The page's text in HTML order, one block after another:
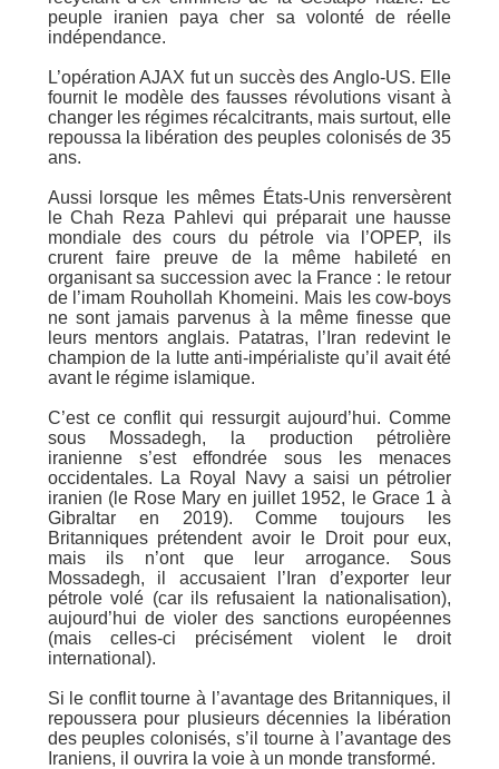
peuple iranien paya cher sa volonté de réelle
indépendance.
L’opération AJAX fut un succès des Anglo-US. Elle
fournit le modèle des fausses révolutions visant à
changer les régimes récalcitrants, mais surtout, elle
repoussa la libération des peuples colonisés de 35
ans.
Aussi lorsque les mêmes États-Unis renversèrent
le Chah Reza Pahlevi qui préparait une hausse
mondiale des cours du pétrole via l’OPEP, ils
crurent faire preuve de la même habileté en
organisant sa succession avec la France : le retour
de l’imam Rouhollah Khomeini. Mais les cow-boys
ne sont jamais parvenus à la même finesse que
leurs mentors anglais. Patatras, l’Iran redevint le
champion de la lutte anti-impérialiste qu’il avait été
avant le régime islamique.
C’est ce conflit qui ressurgit aujourd’hui. Comme
sous Mossadegh, la production pétrolière
iranienne s’est effondrée sous les menaces
occidentales. La Royal Navy a saisi un pétrolier
iranien (le Rose Mary en juillet 1952, le Grace 1 à
Gibraltar en 2019). Comme toujours les
Britanniques prétendent avoir le Droit pour eux,
mais ils n’ont que leur arrogance. Sous
Mossadegh, il accusaient l’Iran d’exporter leur
pétrole volé (car ils refusaient la nationalisation),
aujourd’hui de violer des sanctions européennes
(mais celles-ci précisément violent le droit
international).
Si le conflit tourne à l’avantage des Britanniques, il
repoussera pour plusieurs décennies la libération
des peuples colonisés, s’il tourne à l’avantage des
Iraniens, il ouvrira la voie à un monde transformé.